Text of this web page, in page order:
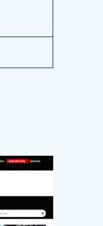
Tento
má
viacero